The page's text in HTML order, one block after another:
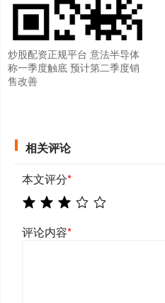
炒股配资正规平台 意法半导体
称一季度触底 预计第二季度销
售改善
相关评论
本文评分*
评论内容*